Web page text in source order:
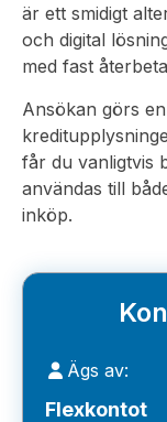
är ett smidigt
och digital
med fast
Ansökan görs
får du vanligtvis
användas till
inköp.
Ägs av:
Flexkontot